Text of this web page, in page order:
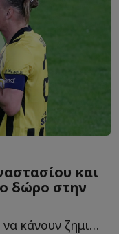
και
δώρο στην
Πώς διαιτητής και VAR ήθελαν να κάνουν ζημιά στην ΑΕΚ, τ...